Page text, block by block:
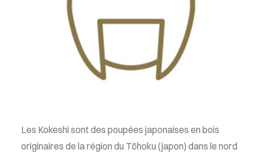
Les Kokeshi sont des poupées japonaises en bois
originaires de la région du Tōhoku (japon) dans le nord